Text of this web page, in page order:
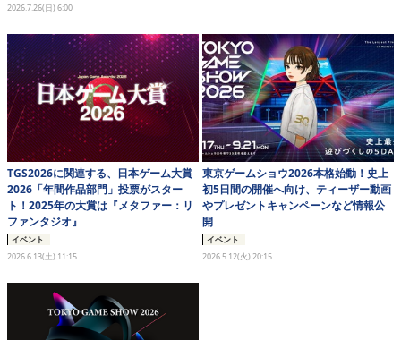
2026.7.26(日) 6:00
TGS2026に関連する、日本ゲーム大賞
2026「年間作品部門」投票がスター
ト！2025年の大賞は『メタファー：リ
ファンタジオ』
イベント
2026.6.13(土) 11:15
東京ゲームショウ2026本格始動！史上
初5日間の開催へ向け、ティーザー動画
やプレゼントキャンペーンなど情報公
開
イベント
2026.5.12(火) 20:15